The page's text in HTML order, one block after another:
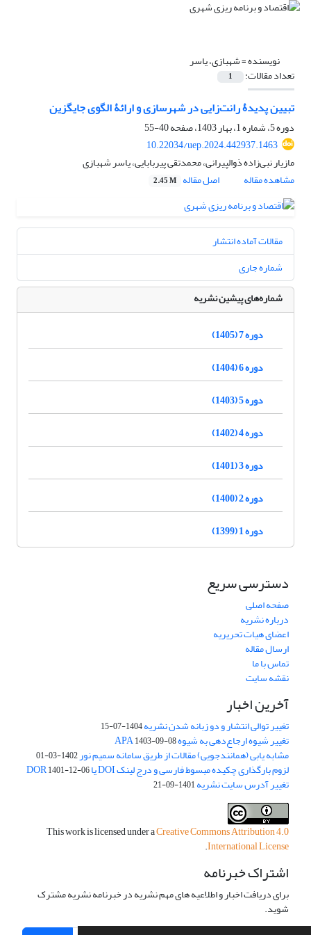
نویسنده =شهبازی، یاسر
تعداد مقالات: 1
تبیین پدیدۀ رانت‌زایی در شهرسازی و ارائۀ الگوی جایگزین
دوره 5، شماره 1، بهار 1403، صفحه
40-55
10.22034/uep.2024.442937.1463
مازیار نبی‌زاده ذوالپیرانی، محمدتقی پیربابایی، یاسر شهبازی
مشاهده مقاله
اصل مقاله 2.45 M
مقالات آماده انتشار
شماره جاری
شماره‌های پیشین نشریه
دوره 7 (1405)
دوره 6 (1404)
دوره 5 (1403)
دوره 4 (1402)
دوره 3 (1401)
دوره 2 (1400)
دوره 1 (1399)
دسترسی سریع
صفحه اصلی
درباره نشریه
اعضای هیات تحریریه
ارسال مقاله
تماس با ما
نقشه سایت
آخرین اخبار
تغییر توالی انتشار و دو زبانه شدن نشریه1404-07-15
تغییر شیوه ارجاع‌دهی به شیوه APA1403-09-08
مشابه یابی (همانندجویی) مقالات از طریق سامانه سمیم نور1402-03-01
لزوم بارگذاری چکیده مبسوط فارسی و درج لینک DOI یا DOR 1401-12-06
تغییر آدرس سایت نشریه1401-09-21
This work is licensed under aCreative Commons Attribution 4.0
International License
.
اشتراک خبرنامه
برای دریافت اخبار و اطلاعیه های مهم نشریه در خبرنامه نشریه مشترک
شوید.